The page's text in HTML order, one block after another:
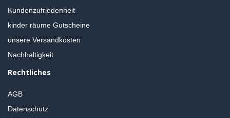
Kundenzufriedenheit
kinder räume Gutscheine
unsere Versandkosten
Nachhaltigkeit
Rechtliches
AGB
Datenschutz